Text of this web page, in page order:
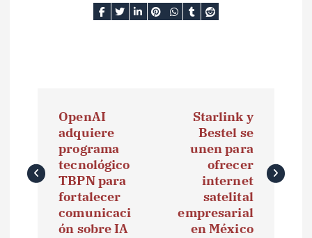
v
e
OpenAI
adquiere
programa
tecnológico
TBPN para
fortalecer
comunicaci
ón sobre IA
Starlink y
Bestel se
unen para
ofrecer
internet
satelital
empresarial
en México